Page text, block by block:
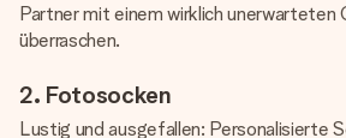
Partner mit einem wirklich unerwarteten
überraschen.
2. Fotosocken
Lustig und ausgefallen: Personalisierte